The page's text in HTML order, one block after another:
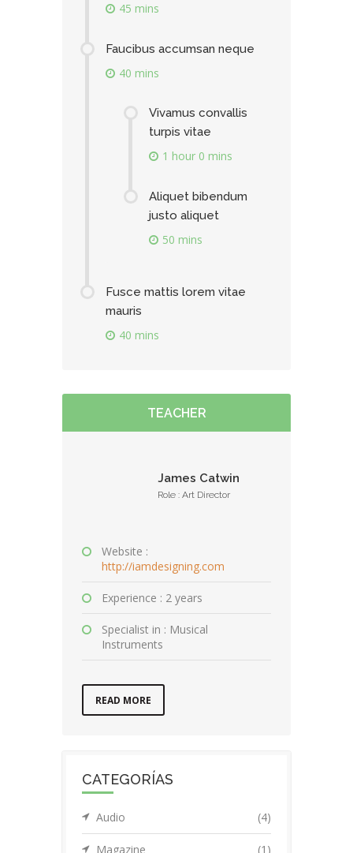
45 mins
Faucibus accumsan neque
40 mins
Vivamus convallis
turpis vitae
1 hour 0 mins
Aliquet bibendum
justo aliquet
50 mins
Fusce mattis lorem vitae
mauris
40 mins
TEACHER
James Catwin
Role : Art Director
Website :
http://iamdesigning.com
Experience : 2 years
Specialist in : Musical
Instruments
READ MORE
CATEGORÍAS
Audio (4)
Magazine (1)